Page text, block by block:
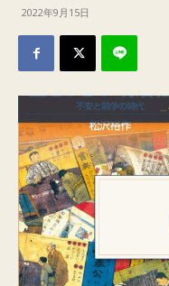
2022年9月15日